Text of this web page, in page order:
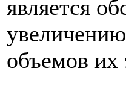
является
объемов их